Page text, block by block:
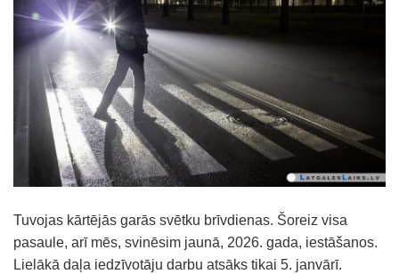
Tuvojas kārtējās garās svētku brīvdienas. Šoreiz visa
pasaule, arī mēs, svinēsim jaunā, 2026. gada, iestāšanos.
Lielākā daļa iedzīvotāju darbu atsāks tikai 5. janvārī.